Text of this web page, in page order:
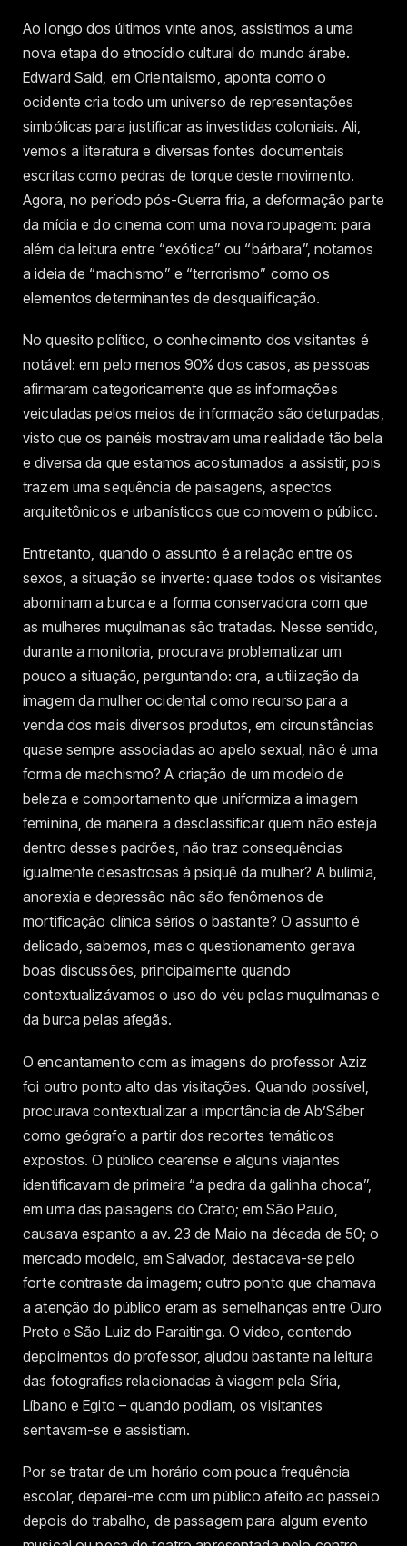
Ao longo dos últimos vinte anos, assistimos a uma
nova etapa do etnocídio cultural do mundo árabe.
Edward Said, em Orientalismo, aponta como o
ocidente cria todo um universo de representações
simbólicas para justificar as investidas coloniais. Ali,
vemos a literatura e diversas fontes documentais
escritas como pedras de torque deste movimento.
Agora, no período pós-Guerra fria, a deformação parte
da mídia e do cinema com uma nova roupagem: para
além da leitura entre “exótica” ou “bárbara”, notamos
a ideia de “machismo” e “terrorismo” como os
elementos determinantes de desqualificação.
No quesito político, o conhecimento dos visitantes é
notável: em pelo menos 90% dos casos, as pessoas
afirmaram categoricamente que as informações
veiculadas pelos meios de informação são deturpadas,
visto que os painéis mostravam uma realidade tão bela
e diversa da que estamos acostumados a assistir, pois
trazem uma sequência de paisagens, aspectos
arquitetônicos e urbanísticos que comovem o público.
Entretanto, quando o assunto é a relação entre os
sexos, a situação se inverte: quase todos os visitantes
abominam a burca e a forma conservadora com que
as mulheres muçulmanas são tratadas. Nesse sentido,
durante a monitoria, procurava problematizar um
pouco a situação, perguntando: ora, a utilização da
imagem da mulher ocidental como recurso para a
venda dos mais diversos produtos, em circunstâncias
quase sempre associadas ao apelo sexual, não é uma
forma de machismo? A criação de um modelo de
beleza e comportamento que uniformiza a imagem
feminina, de maneira a desclassificar quem não esteja
dentro desses padrões, não traz consequências
igualmente desastrosas à psiquê da mulher? A bulimia,
anorexia e depressão não são fenômenos de
mortificação clínica sérios o bastante? O assunto é
delicado, sabemos, mas o questionamento gerava
boas discussões, principalmente quando
contextualizávamos o uso do véu pelas muçulmanas e
da burca pelas afegãs.
O encantamento com as imagens do professor Aziz
foi outro ponto alto das visitações. Quando possível,
procurava contextualizar a importância de Ab’Sáber
como geógrafo a partir dos recortes temáticos
expostos. O público cearense e alguns viajantes
identificavam de primeira “a pedra da galinha choca”,
em uma das paisagens do Crato; em São Paulo,
causava espanto a av. 23 de Maio na década de 50; o
mercado modelo, em Salvador, destacava-se pelo
forte contraste da imagem; outro ponto que chamava
a atenção do público eram as semelhanças entre Ouro
Preto e São Luiz do Paraitinga. O vídeo, contendo
depoimentos do professor, ajudou bastante na leitura
das fotografias relacionadas à viagem pela Síria,
Líbano e Egito – quando podiam, os visitantes
sentavam-se e assistiam.
Por se tratar de um horário com pouca frequência
escolar, deparei-me com um público afeito ao passeio
depois do trabalho, de passagem para algum evento